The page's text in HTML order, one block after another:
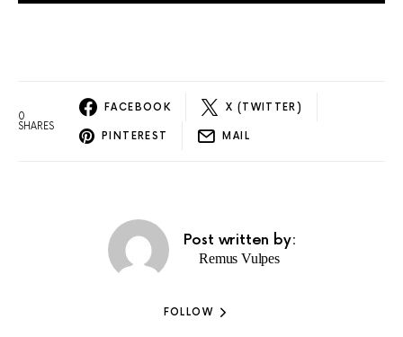
0
SHARES
FACEBOOK X (TWITTER)
PINTEREST MAIL
Post written by:
Remus Vulpes
FOLLOW